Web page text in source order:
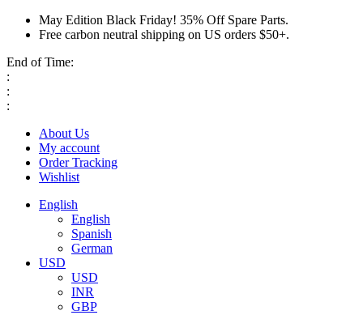
May Edition Black Friday! 35% Off Spare Parts.
Free carbon neutral shipping on US orders $50+.
End of Time:
:
:
:
About Us
My account
Order Tracking
Wishlist
English
English
Spanish
German
USD
USD
INR
GBP